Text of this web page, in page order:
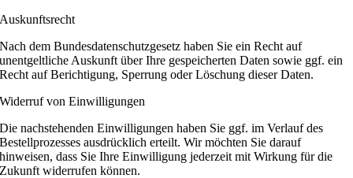
Auskunftsrecht
Nach dem Bundesdatenschutzgesetz haben Sie ein Recht auf
unentgeltliche Auskunft über Ihre gespeicherten Daten sowie ggf. ein
Recht auf Berichtigung, Sperrung oder Löschung dieser Daten.
Widerruf von Einwilligungen
Die nachstehenden Einwilligungen haben Sie ggf. im Verlauf des
Bestellprozesses ausdrücklich erteilt. Wir möchten Sie darauf
hinweisen, dass Sie Ihre Einwilligung jederzeit mit Wirkung für die
Zukunft widerrufen können.